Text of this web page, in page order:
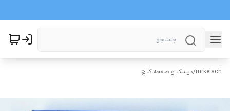
mrkelach
/دیسک و صفحه کلاچ